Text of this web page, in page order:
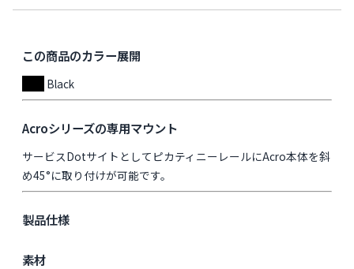
この商品のカラー展開
Black
Acroシリーズの専用マウント
サービスDotサイトとしてピカティニーレールにAcro本体を斜
め45°に取り付けが可能です。
製品仕様
素材